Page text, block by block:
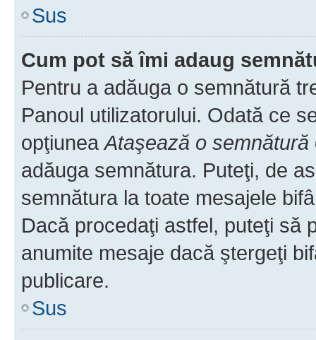
Sus
Cum pot să îmi adaug
Pentru a adăuga o semnătură
Panoul utilizatorului. Odată ce
opţiuneaAtaşează o semnătură
adăuga semnătura. Puteţi, de
semnătura la toate mesajele
Dacă procedaţi astfel, puteţi să
anumite mesaje dacă ştergeţi
publicare.
Sus